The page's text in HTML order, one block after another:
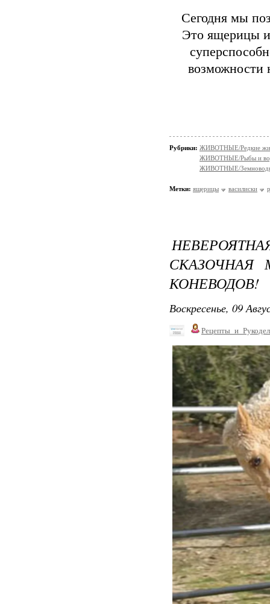
Сегодня мы
Это ящерицы
возможности
Рубрики: ЖИВОТНЫЕ/Редкие
ЖИВОТНЫЕ/Рыбы и
ЖИВОТНЫЕ/
Метки: ящерицы василиски
СКАЗОЧНАЯ
КОНЕВОДОВ!
Воскресенье, 09